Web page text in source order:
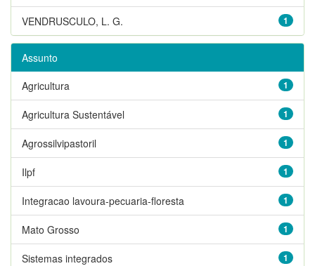
1
VENDRUSCULO, L. G.
Assunto
1
Agricultura
1
Agricultura Sustentável
1
Agrossilvipastoril
1
Ilpf
1
Integracao lavoura-pecuaria-floresta
1
Mato Grosso
1
Sistemas integrados